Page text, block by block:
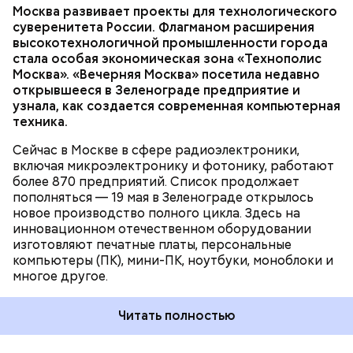
Москва развивает проекты для технологического
суверенитета России. Флагманом расширения
высокотехнологичной промышленности города
стала особая экономическая зона «Технополис
Москва». «Вечерняя Москва» посетила недавно
открывшееся в Зеленограде предприятие и
узнала, как создается современная компьютерная
техника.
Сейчас в Москве в сфере радиоэлектроники,
включая микроэлектронику и фотонику, работают
более 870 предприятий. Список продолжает
пополняться — 19 мая в Зеленограде открылось
новое производство полного цикла. Здесь на
инновационном отечественном оборудовании
изготовляют печатные платы, персональные
компьютеры (ПК), мини-ПК, ноутбуки, моноблоки и
многое другое.
Читать полностью
ТЕХНОЛОГИИ
МОСКВА
ПРОМЫШЛЕННОСТЬ
ТЕХНОПОЛИС «МОСКВА»
Позднее им на смену пришли шарманщики. Их
стало особенно много после Отечественной войны
1812 года. В тот период они были такой же
неотъемлемой частью городской жизни, как и
скоморохи до них. Монотонные и печальные звуки
шарманки можно было услышать в самых
оживленных местах города: на Арбате, Тверской,
Пресне и в Хамовниках. Вокруг них всегда
собирались толпы.
Масленицу, в Пасхальную и Троицкую недели — и
представляли собой грандиозные праздники под
открытым небом — с музыкой и театральными
представлениями. В Москве главной площадкой для
таких «фестивалей» долгое время был Новинский
бульвар, а затем — Девичье поле. В программу
мероприятий входили не только музыкальные
выступления, но и комические пьесы, кукольные
Фото: public domain
Речной вокзал, Ленинградское ш., 51